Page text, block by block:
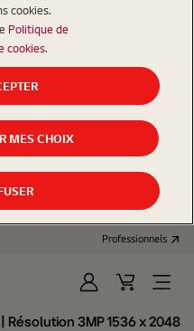
Professionnels
Se
connecter
Panier
d'achat
Open
Menu
Résolution 3MP 1536 x 2048
cookies.
Politique de
cookies.
MES CHOIX